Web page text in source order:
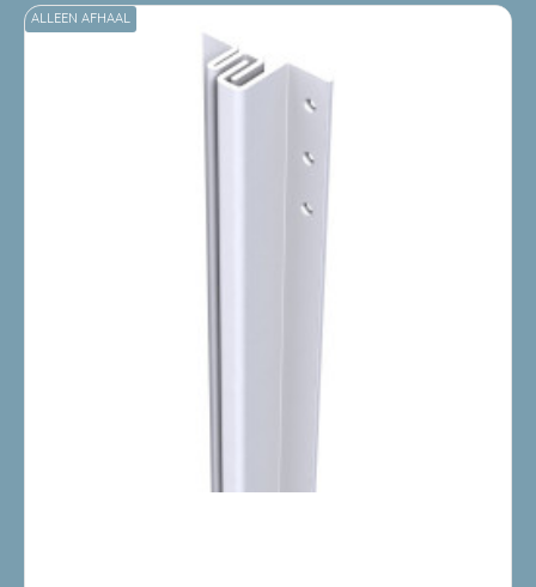
ALLEEN AFHAAL